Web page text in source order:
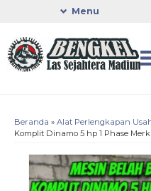
Menu
Beranda » Alat Perlengkapan
Komplit Dinamo 5 hp 1 Phase